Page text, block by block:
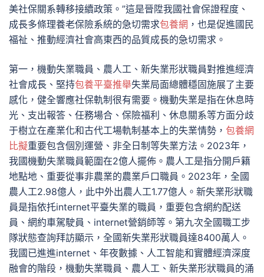
美社保關系轉移接續政策。”這是晉陞我國社會保證程度、
成長多條理養老保險系統的急切需求包養網 ，也是促進國民
福祉、推動經濟社會高東西的品質成長的急切需求。
第一，機動失業職員、農人工、新失業形狀職員對推進經濟
社會成長、堅持包養平臺推舉失業局面總體穩固施展了主要
感化，健全響應社保軌制很有需要。機動失業是指在休息時
光、支出報答、任務場合、保險福利、休息關系等方面分歧
于樹立在產業化和古代工場軌制基本上的失業情勢， 包養網
比擬重要包含個別運營、非全日制等失業方法。2023年，
我國機動失業職員範圍在2億人擺佈。農人工是指分開戶籍
地點地、重要從事非農業的農業戶口職員。2023年，全國
農人工2.98億人，此中外出農人工1.77億人。新失業形狀職
員是指依托internet平臺失業的職員，重要包含網約配送
員、網約車駕駛員、internet營銷師等。第九次全國職工步
隊狀態查詢拜訪顯示，全國新失業形狀職員達8400萬人。
我國已進進internet、年夜數據、人工智能和實體經濟深度
融會的階段，機動失業職員、農人工、新失業形狀職員的涌